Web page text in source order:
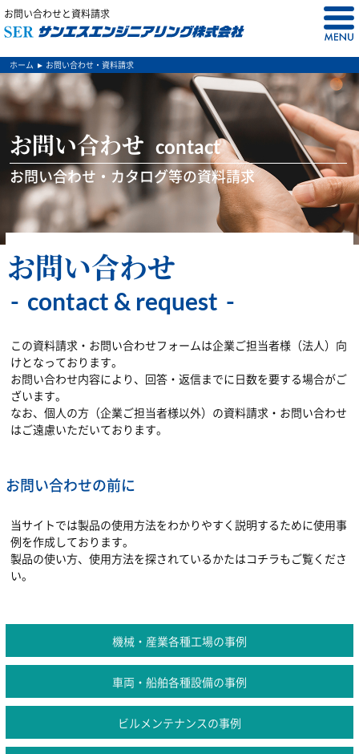
お問い合わせと資料請求
ホーム お問い合わせ・資料請求
お問い合わせ contact
お問い合わせ・カタログ等の資料請求
お問い合わせ
contact & request
この資料請求・お問い合わせフォームは企業ご担当者様（法人）向
けとなっております。
お問い合わせ内容により、回答・返信までに日数を要する場合がご
ざいます。
なお、個人の方（企業ご担当者様以外）の資料請求・お問い合わせ
はご遠慮いただいております。
お問い合わせの前に
当サイトでは製品の使用方法をわかりやすく説明するために使用事
例を作成しております。
製品の使い方、使用方法を探されているかたはコチラもご覧くださ
い。
機械・産業各種工場の事例
車両・船舶各種設備の事例
ビルメンテナンスの事例